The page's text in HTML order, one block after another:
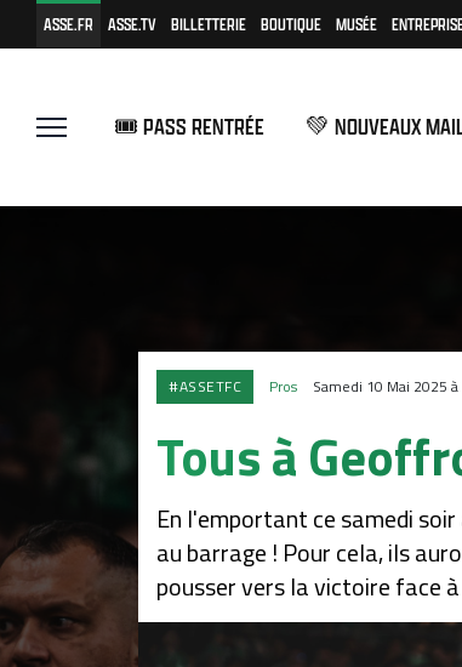
ASSE.FR ASSE.TV BILLETTERIE BOUTIQUE MUSÉE
🎟️ PASS RENTRÉE 💚 NOUVEAUX
#ASSETFC Pros Samedi 10 Mai 2025
Tous à
En l'emportant ce samedi
au barrage ! Pour cela, ils
pousser vers la victoire face